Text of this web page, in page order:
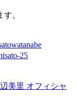
。
25
美里 オフィシャ